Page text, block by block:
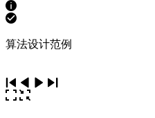
算法设计范例